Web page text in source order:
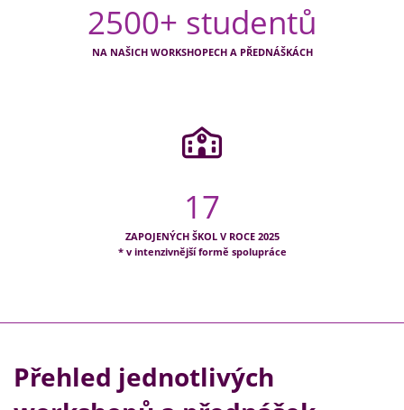
2500+ studentů
NA NAŠICH WORKSHOPECH A PŘEDNÁŠKÁCH
17
ZAPOJENÝCH ŠKOL V ROCE 2025
* v intenzivnější formě spolupráce
Přehled jednotlivých